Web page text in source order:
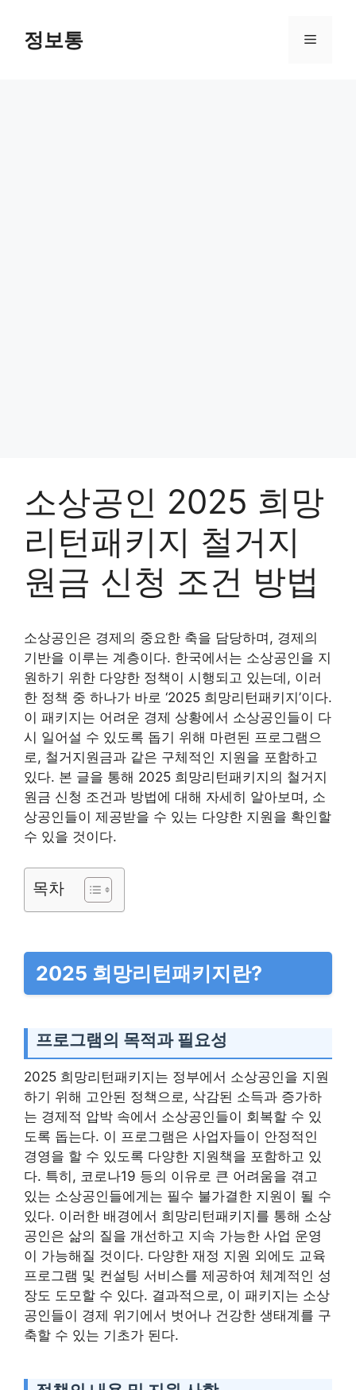
content정보통 Menu
소상공인 2025 희망
리턴패키지 철거지
원금 신청 조건 방법
소상공인은 경제의 중요한 축을 담당하며, 경제의
기반을 이루는 계층이다. 한국에서는 소상공인을 지
원하기 위한 다양한 정책이 시행되고 있는데, 이러
한 정책 중 하나가 바로 ‘2025 희망리턴패키지’이다.
이 패키지는 어려운 경제 상황에서 소상공인들이 다
시 일어설 수 있도록 돕기 위해 마련된 프로그램으
로, 철거지원금과 같은 구체적인 지원을 포함하고
있다. 본 글을 통해 2025 희망리턴패키지의 철거지
원금 신청 조건과 방법에 대해 자세히 알아보며, 소
상공인들이 제공받을 수 있는 다양한 지원을 확인할
수 있을 것이다.
목차
2025 희망리턴패키지란?
프로그램의 목적과 필요성
2025 희망리턴패키지는 정부에서 소상공인을 지원
하기 위해 고안된 정책으로, 삭감된 소득과 증가하
는 경제적 압박 속에서 소상공인들이 회복할 수 있
도록 돕는다. 이 프로그램은 사업자들이 안정적인
경영을 할 수 있도록 다양한 지원책을 포함하고 있
다. 특히, 코로나19 등의 이유로 큰 어려움을 겪고
있는 소상공인들에게는 필수 불가결한 지원이 될 수
있다. 이러한 배경에서 희망리턴패키지를 통해 소상
공인은 삶의 질을 개선하고 지속 가능한 사업 운영
이 가능해질 것이다. 다양한 재정 지원 외에도 교육
프로그램 및 컨설팅 서비스를 제공하여 체계적인 성
장도 도모할 수 있다. 결과적으로, 이 패키지는 소상
공인들이 경제 위기에서 벗어나 건강한 생태계를 구
축할 수 있는 기초가 된다.